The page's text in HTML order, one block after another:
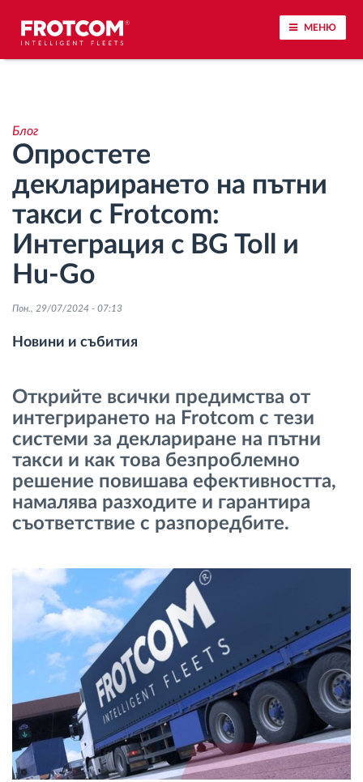
МЕНЮ
Анализ на стила на шофиране
Наблюдение на времената за шофиране
Управление на работната сила
Контрол на достъпа
Планиране на маршрути и мониторинг
Автоматична идентификация на шофьора
Разберете за всички функционалности
Как отговаряме на нуждите на всяка
флота
Калкулатор за спестявания
Блог
Опростете
декларирането на пътни
такси с Frotcom:
Интеграция с BG Toll и
Hu-Go
Пон., 29/07/2024 - 07:13
Новини и събития
Открийте всички предимства от
интегрирането на Frotcom с тези
системи за деклариране на пътни
такси и как това безпроблемно
решение повишава ефективността,
намалява разходите и гарантира
съответствие с разпоредбите.